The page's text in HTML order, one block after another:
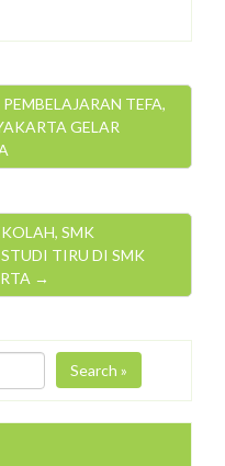
TEFA,
GELAR
SMK
TIRU DI SMK
→
Search »